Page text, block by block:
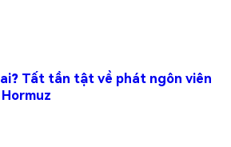
ai? Tất tần tật về phát ngôn viên